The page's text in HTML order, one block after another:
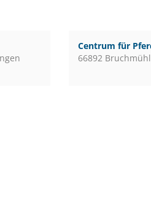
Centrum für
66892